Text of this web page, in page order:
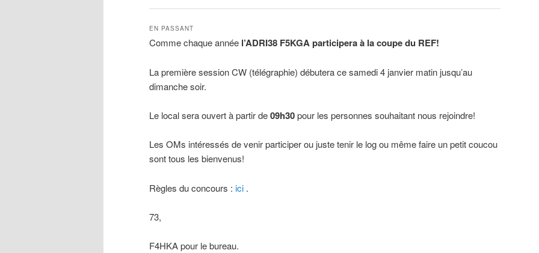
EN PASSANT
Comme chaque année l’ADRI38 F5KGA participera à la coupe du REF!
La première session CW (télégraphie) débutera ce samedi 4 janvier matin jusqu’au
dimanche soir.
Le local sera ouvert à partir de09h30pour les personnes souhaitant nous rejoindre!
Les OMs intéressés de venir participer ou juste tenir le log ou même faire un petit coucou
sont tous les bienvenus!
Règles du concours : ici .
73,
F4HKA pour le bureau.